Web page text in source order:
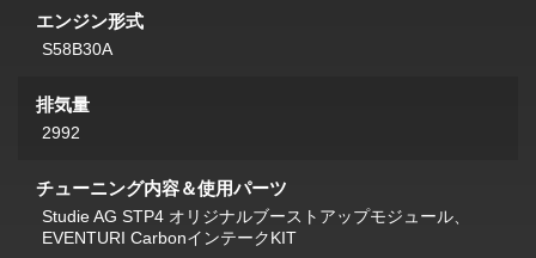
エンジン形式
S58B30A
排気量
2992
チューニング内容＆使用パーツ
Studie AG STP4 オリジナルブーストアップモジュール、
EVENTURI CarbonインテークKIT